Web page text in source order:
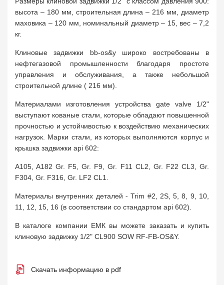
высота – 180 мм, строительная длина – 216 мм, диаметр
маховика – 120 мм, номинальный диаметр – 15, вес – 7,2
кг.
Клиновые задвижки bb-os&y широко востребованы в
нефтегазовой промышленности благодаря простоте
управления и обслуживания, а также небольшой
строительной длине ( 216 мм).
Материалами изготовления устройства gate valve 1/2"
выступают кованые стали, которые обладают повышенной
прочностью и устойчивостью к воздействию механических
нагрузок. Марки стали, из которых выполняются корпус и
крышка задвижки api 602:
A105, A182 Gr. F5, Gr. F9, Gr. F11 CL2, Gr. F22 CL3, Gr.
F304, Gr. F316, Gr. LF2 CL1.
Материалы внутренних деталей - Trim #2, 2S, 5, 8, 9, 10,
11, 12, 15, 16 (в соответствии со стандартом api 602).
В каталоге компании ЕМК вы можете заказать и купить
клиновую задвижку 1/2" CL900 SOW RF-FB-OS&Y.
Скачать информацию в pdf